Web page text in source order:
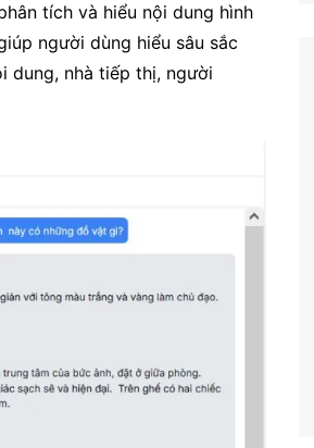
KHTN
Giáo dục KT&PL
tích và hiểu nội dung hình
người dùng hiểu sâu sắc
dung, nhà tiếp thị, người